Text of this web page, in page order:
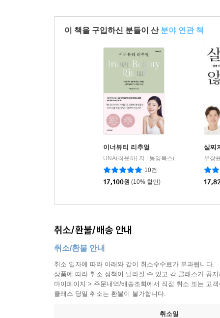
이 책을 구입하신 분들이 산 분야 연관 책
이너뷰티 리추얼
UNA(최윤하) 저
동양북스(동양books)
10건
17,100원 (10% 할인)
살찌
우창
취소/환불/배송 안내
취소/환불 안내
취소 일자에 따라 아래와 같이 취소수수료가 부과됩니다.
상품에 따라 취소 정책이 달라질 수 있고 각 클래스가 공
마이페이지 > 주문내역/배송조회에서 직접 취소 또는 고
클래스 당일 취소는 환불이 불가합니다.
취소일